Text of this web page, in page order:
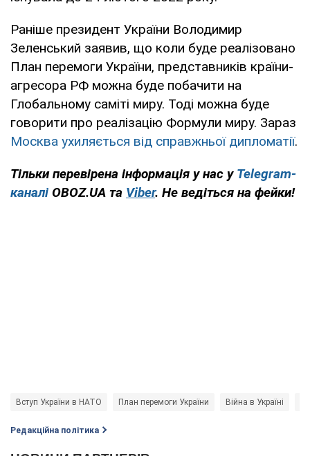
Раніше президент України Володимир
Зеленський заявив, що коли буде реалізовано
План перемоги України, представників країни-
агресора РФ можна буде побачити на
Глобальному саміті миру. Тоді можна буде
говорити про реалізацію Формули миру. Зараз
Москва ухиляється від справжньої дипломатії.
Тільки перевірена інформація у нас у Telegram-
каналі OBOZ.UA та Viber. Не ведіться на фейки!
Вступ України в НАТО План перемоги України Війна в Україні
Редакційна політика